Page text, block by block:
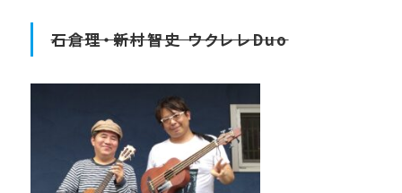
石倉理・新村智史 ウクレレDuo